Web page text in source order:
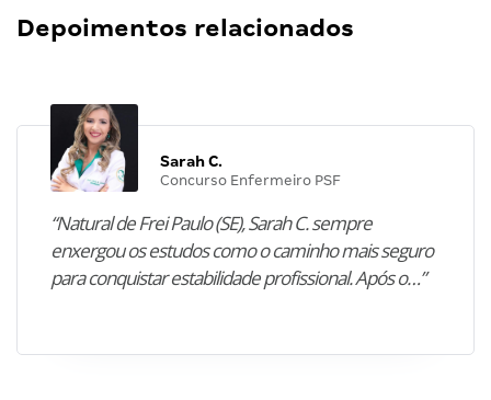
Depoimentos relacionados
Sarah C.
Concurso Enfermeiro PSF
“Natural de Frei Paulo (SE), Sarah C. sempre
enxergou os estudos como o caminho mais seguro
para conquistar estabilidade profissional. Após o…”